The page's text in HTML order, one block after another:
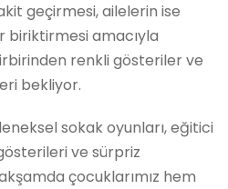
geçirmesi, ailelerin ise
biriktirmesi amacıyla
renkli gösteriler ve
bekliyor.
sokak oyunları, eğitici
ve sürpriz
çocuklarımız hem